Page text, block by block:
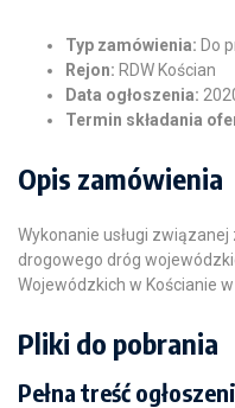
Typ zamówienia: Do
Rejon: RDW Kościan
Data ogłoszenia:
Termin składania
Opis zamówienia
Wykonanie usługi
drogowego dróg
Wojewódzkich w Kościanie
Pliki do pobrania
Pełna treść